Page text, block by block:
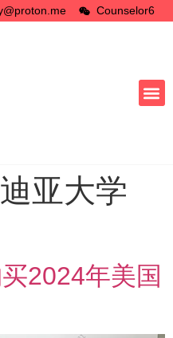
Counselor6
亚大学
2024年美国